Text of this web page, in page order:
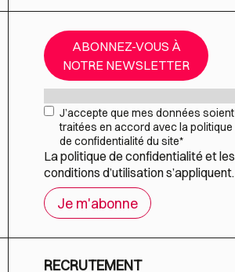
ABONNEZ-VOUS À
NOTRE NEWSLETTER
RGPD*
J’accepte que mes données soient
traitées en accord avec la politique
de confidentialité du site*
Lapolitique de confidentialité et les
conditions d’utilisations’appliquent.
RECRUTEMENT